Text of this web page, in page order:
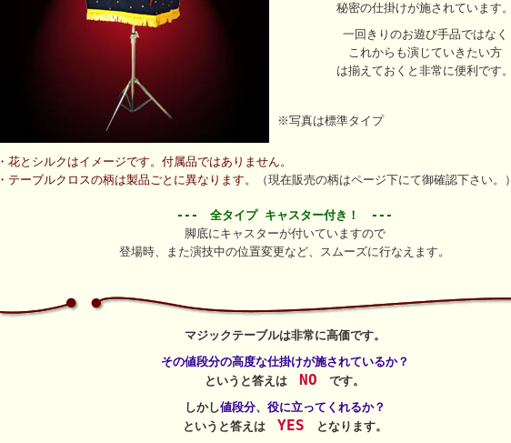
秘密の仕掛けが施されています。
一回きりのお遊び手品ではなく
これからも演じていきたい方
は揃えておくと非常に便利です。
※写真は標準タイプ
・花とシルクはイメージです。付属品ではありません。
・テーブルクロスの柄は製品ごとに異なります。
（現在販売の柄はページ下にて御確認下さい。）
---
全タイプ キャスター付き！ ---
脚底にキャスターが付いていますので
登場時、また演技中の位置変更など、スムーズに行なえます。
マジックテーブルは非常に高価です。
その値段分の高度な仕掛けが施されているか？
というと答えは NO です。
しかし値段分、役に立ってくれるか？
というと答えは YES となります。